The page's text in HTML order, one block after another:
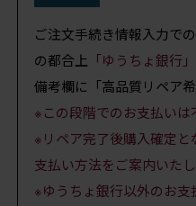
ご注文手続き情報入力で
の都合上 「ゆうちょ銀行」
備考欄に「高品質リペア
※この段階でのお支払いは
※リペア完了後購入確定
支払い方法をご案内いた
※ゆうちょ銀行以外のお支